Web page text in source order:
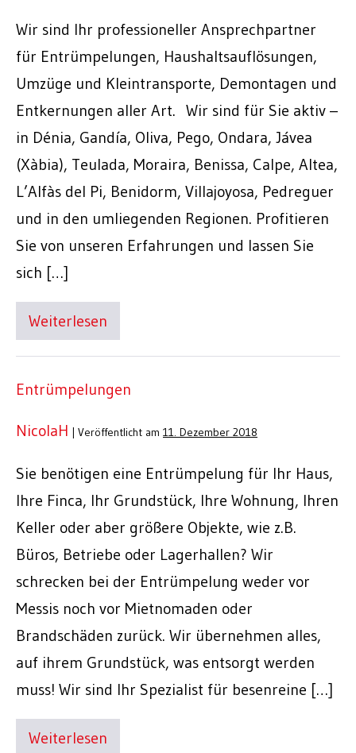
Wir sind Ihr professioneller Ansprechpartner
für Entrümpelungen, Haushaltsauflösungen,
Umzüge und Kleintransporte, Demontagen und
Entkernungen aller Art. Wir sind für Sie aktiv –
in Dénia, Gandía, Oliva, Pego, Ondara, Jávea
(Xàbia), Teulada, Moraira, Benissa, Calpe, Altea,
L’Alfàs del Pi, Benidorm, Villajoyosa, Pedreguer
und in den umliegenden Regionen. Profitieren
Sie von unseren Erfahrungen und lassen Sie
sich […]
Weiterlesen
Entrümpelungen
NicolaH | Veröffentlicht am 11. Dezember 2018
Sie benötigen eine Entrümpelung für Ihr Haus,
Ihre Finca, Ihr Grundstück, Ihre Wohnung, Ihren
Keller oder aber größere Objekte, wie z.B.
Büros, Betriebe oder Lagerhallen? Wir
schrecken bei der Entrümpelung weder vor
Messis noch vor Mietnomaden oder
Brandschäden zurück. Wir übernehmen alles,
auf ihrem Grundstück, was entsorgt werden
muss! Wir sind Ihr Spezialist für besenreine […]
Weiterlesen